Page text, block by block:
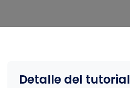
Detalle del tutorial